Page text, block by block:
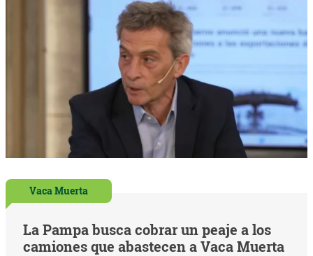
Vaca Muerta
La Pampa busca cobrar un peaje a los
camiones que abastecen a Vaca Muerta